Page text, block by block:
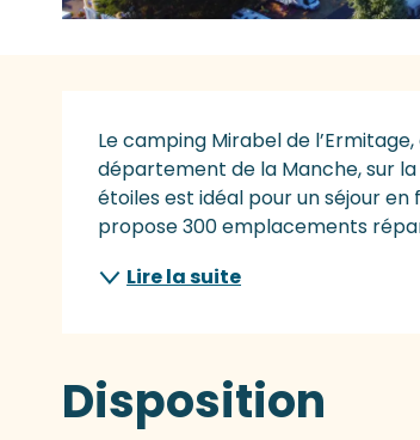
Description
Le camping Mirabel de
département de la Manche, sur
étoiles est idéal pour un séjour
propose 300 emplacements
Lire la suite
Disposition